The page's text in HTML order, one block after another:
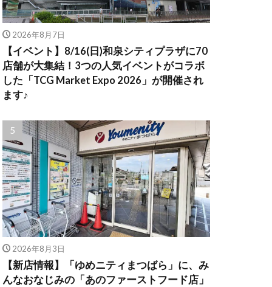
2026年8月7日
【イベント】8/16(日)和泉シティプラザに70
店舗が大集結！3つの人気イベントがコラボ
した「TCG Market Expo 2026」が開催され
ます♪
2026年8月3日
【新店情報】「ゆめニティまつばら」に、み
んなおなじみの「あのファーストフード店」